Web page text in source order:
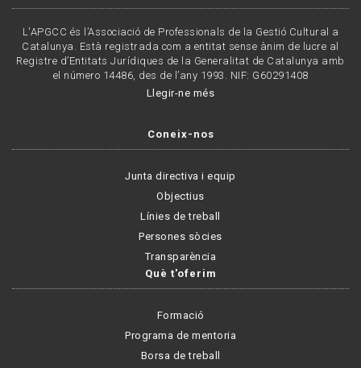
L'APGCC és l’Associació de Professionals de la Gestió Cultural a
Catalunya. Està registrada com a entitat sense ànim de lucre al
Registre d’Entitats Jurídiques de la Generalitat de Catalunya amb
el número 14486, des de l’any 1993. NIF: G60291408
Llegir-ne més
Coneix-nos
Junta directiva i equip
Objectius
Línies de treball
Persones sòcies
Transparència
Què t'oferim
Formació
Programa de mentoria
Borsa de treball